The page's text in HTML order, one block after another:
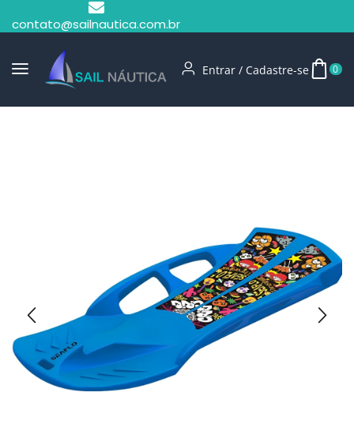
contato@sailnautica.com.br
Entrar / Cadastre-se 0